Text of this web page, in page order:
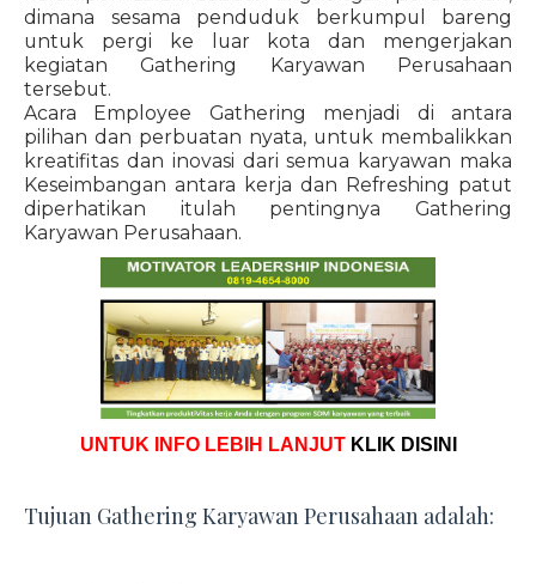
dimana sesama penduduk berkumpul bareng
untuk pergi ke luar kota dan mengerjakan
kegiatan Gathering Karyawan Perusahaan
tersebut.
Acara Employee Gathering menjadi di antara
pilihan dan perbuatan nyata, untuk membalikkan
kreatifitas dan inovasi dari semua karyawan maka
Keseimbangan antara kerja dan Refreshing patut
diperhatikan itulah pentingnya Gathering
Karyawan Perusahaan.
UNTUK INFO LEBIH LANJUT KLIK DISINI
Tujuan Gathering Karyawan Perusahaan adalah: